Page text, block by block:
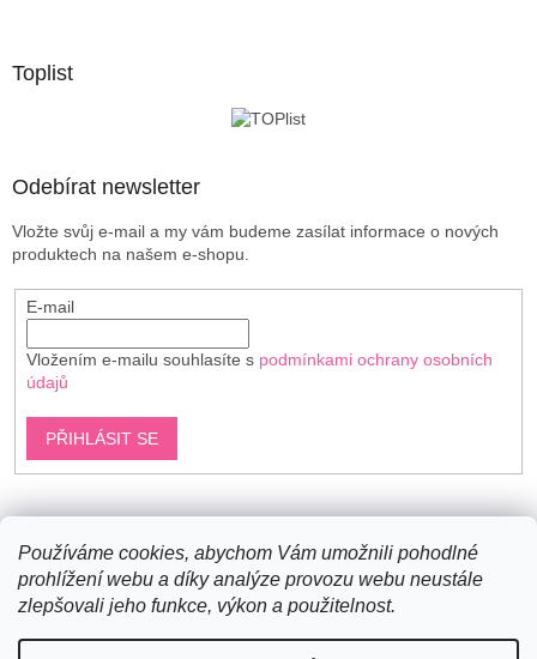
Používáme cookies, abychom Vám umožnili pohodlné
prohlížení webu a díky analýze provozu webu neustále
zlepšovali jeho funkce, výkon a použitelnost.
Toplist
Odebírat newsletter
Vložte svůj e-mail a my vám budeme zasílat informace o nových
produktech na našem e-shopu.
E-mail
Vložením e-mailu souhlasíte s podmínkami ochrany osobních
údajů
PŘIHLÁSIT SE